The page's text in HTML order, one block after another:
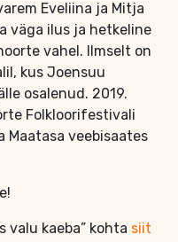
Eveliina ja Mitja
väga ilus ja hetkeline
vahel. Ilmselt on
kus Joensuu
osalenud. 2019.
Folkloorifestivali
Maatasa veebisaates
valu kaeba” kohta siit